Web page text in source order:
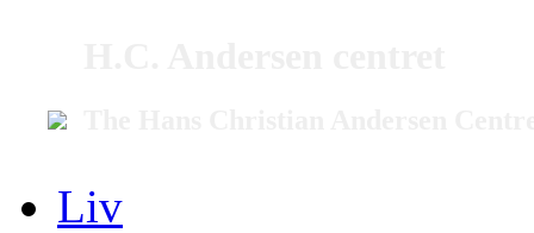
Liv